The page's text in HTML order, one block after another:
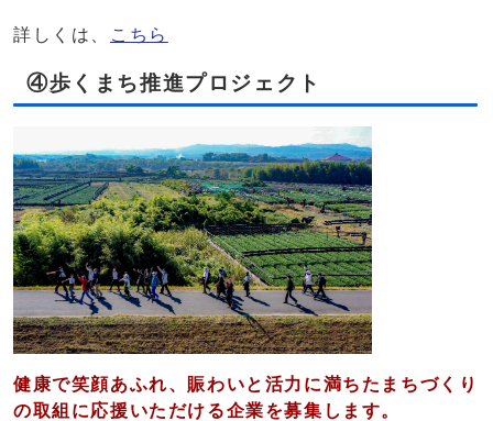
詳しくは、 こちら
④歩くまち推進プロジェクト
健康で笑顔あふれ、賑わいと活力に満ちたまちづくり
の取組に応援いただける企業を募集します。